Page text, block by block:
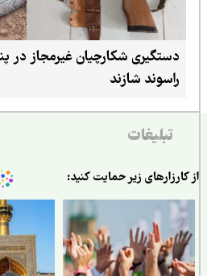
دستگیری شکارچیان غیرمجاز در
راسوند شازند
تبلیغات
زیر حمایت کنید: